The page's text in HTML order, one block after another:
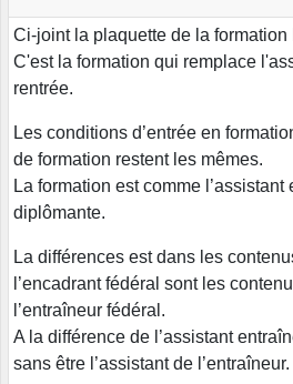
Ci-joint la plaquette de la formation
C'est la formation qui remplace
rentrée.
Les conditions d’entrée en
de formation restent les mêmes.
La formation est comme l’assistant
diplômante.
La différences est dans les
l’encadrant fédéral sont les
l’entraîneur fédéral.
A la différence de l’assistant
sans être l’assistant de l’entraîneur.